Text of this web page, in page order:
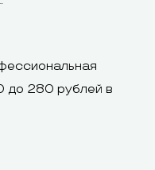
до 280 рублей в